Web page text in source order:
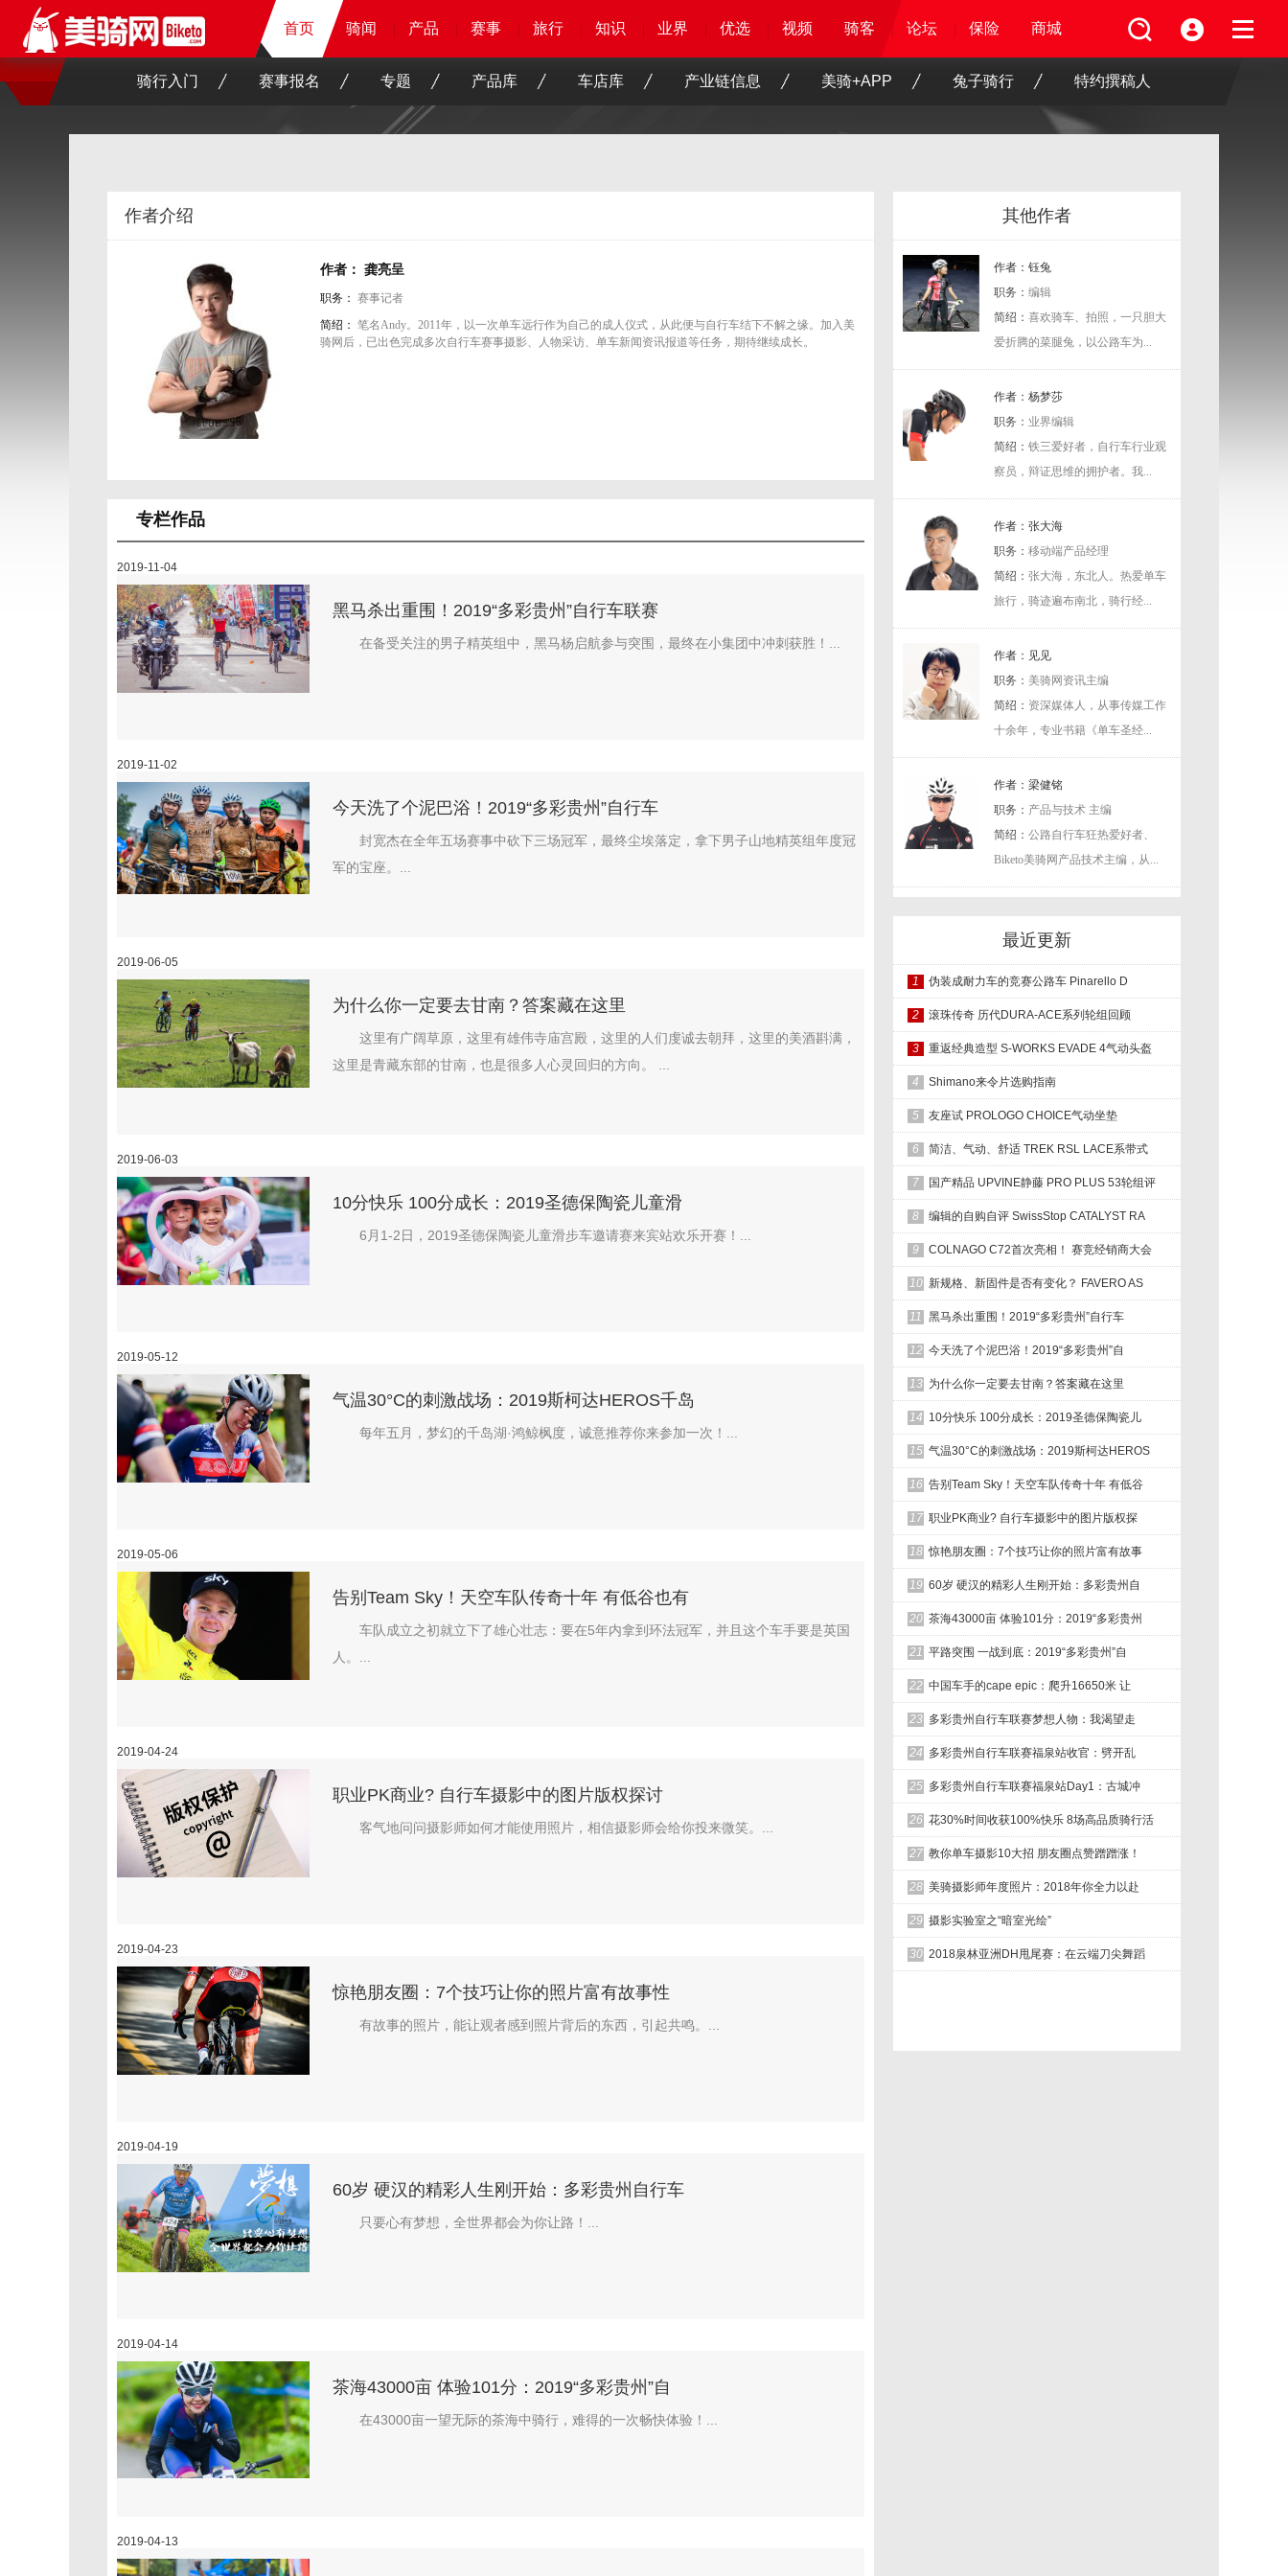
骑闻 产品 赛事 旅行 知识 业界 优选 骑客 论坛 保险
首页 骑闻 产品 赛事 旅行 知识 业界 优选 骑客 视频 论坛 保险 商城
首页 骑闻 产品 赛事 旅行 知识 业界 优选 视频 骑客 论坛 保险 商城
首页 骑闻 产品 赛事 旅行 知识 业界 优选 视频 骑客 论坛 保险 商城
骑行入门 赛事报名 专题 产品库 车店库 产业链信息 美骑+APP 兔子骑行 特约撰稿人
作者介绍
作者： 龚亮呈
职务： 赛事记者
简绍： 笔名Andy。2011年，以一次单车远行作为自己的成人仪式，从此便与自行车结下不解之缘。加入美
骑网后，已出色完成多次自行车赛事摄影、人物采访、单车新闻资讯报道等任务，期待继续成长。
专栏作品
2019-11-04
黑马杀出重围！2019“多彩贵州”自行车联赛
在备受关注的男子精英组中，黑马杨启航参与突围，最终在小集团中冲刺获胜！...
2019-11-02
今天洗了个泥巴浴！2019“多彩贵州”自行车
封宽杰在全年五场赛事中砍下三场冠军，最终尘埃落定，拿下男子山地精英组年度冠
军的宝座。...
2019-06-05
为什么你一定要去甘南？答案藏在这里
这里有广阔草原，这里有雄伟寺庙宫殿，这里的人们虔诚去朝拜，这里的美酒斟满，
这里是青藏东部的甘南，也是很多人心灵回归的方向。 ...
2019-06-03
10分快乐 100分成长：2019圣德保陶瓷儿童滑
6月1-2日，2019圣德保陶瓷儿童滑步车邀请赛来宾站欢乐开赛！...
2019-05-12
气温30°C的刺激战场：2019斯柯达HEROS千岛
每年五月，梦幻的千岛湖·鸿鲸枫度，诚意推荐你来参加一次！...
2019-05-06
告别Team Sky！天空车队传奇十年 有低谷也有
车队成立之初就立下了雄心壮志：要在5年内拿到环法冠军，并且这个车手要是英国
人。...
2019-04-24
职业PK商业? 自行车摄影中的图片版权探讨
客气地问问摄影师如何才能使用照片，相信摄影师会给你投来微笑。...
2019-04-23
惊艳朋友圈：7个技巧让你的照片富有故事性
有故事的照片，能让观者感到照片背后的东西，引起共鸣。...
2019-04-19
60岁 硬汉的精彩人生刚开始：多彩贵州自行车
只要心有梦想，全世界都会为你让路！...
2019-04-14
茶海43000亩 体验101分：2019“多彩贵州”自
在43000亩一望无际的茶海中骑行，难得的一次畅快体验！...
2019-04-13
其他作者
作者：钰兔
职务： 编辑
简绍： 喜欢骑车、拍照，一只胆大
爱折腾的菜腿兔，以公路车为...
作者：杨梦莎
职务： 业界编辑
简绍： 铁三爱好者，自行车行业观
察员，辩证思维的拥护者。我...
作者：张大海
职务： 移动端产品经理
简绍： 张大海，东北人。热爱单车
旅行，骑迹遍布南北，骑行经...
作者：见见
职务： 美骑网资讯主编
简绍： 资深媒体人，从事传媒工作
十余年，专业书籍《单车圣经...
作者：梁健铭
职务： 产品与技术 主编
简绍： 公路自行车狂热爱好者、
Biketo美骑网产品技术主编，从...
最近更新
1 伪装成耐力车的竞赛公路车 Pinarello D
2 滚珠传奇 历代DURA-ACE系列轮组回顾
3 重返经典造型 S-WORKS EVADE 4气动头盔
4 Shimano来令片选购指南
5 友座试 PROLOGO CHOICE气动坐垫
6 简洁、气动、舒适 TREK RSL LACE系带式
7 国产精品 UPVINE静藤 PRO PLUS 53轮组评
8 编辑的自购自评 SwissStop CATALYST RA
9 COLNAGO C72首次亮相！ 赛竞经销商大会
10 新规格、新固件是否有变化？ FAVERO AS
11 黑马杀出重围！2019“多彩贵州”自行车
12 今天洗了个泥巴浴！2019“多彩贵州”自
13 为什么你一定要去甘南？答案藏在这里
14 10分快乐 100分成长：2019圣德保陶瓷儿
15 气温30°C的刺激战场：2019斯柯达HEROS
16 告别Team Sky！天空车队传奇十年 有低谷
17 职业PK商业? 自行车摄影中的图片版权探
18 惊艳朋友圈：7个技巧让你的照片富有故事
19 60岁 硬汉的精彩人生刚开始：多彩贵州自
20 茶海43000亩 体验101分：2019“多彩贵州
21 平路突围 一战到底：2019“多彩贵州”自
22 中国车手的cape epic：爬升16650米 让
23 多彩贵州自行车联赛梦想人物：我渴望走
24 多彩贵州自行车联赛福泉站收官：劈开乱
25 多彩贵州自行车联赛福泉站Day1：古城冲
26 花30%时间收获100%快乐 8场高品质骑行活
27 教你单车摄影10大招 朋友圈点赞蹭蹭涨！
28 美骑摄影师年度照片：2018年你全力以赴
29 摄影实验室之“暗室光绘”
30 2018泉林亚洲DH甩尾赛：在云端刀尖舞蹈